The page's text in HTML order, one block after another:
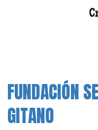
FUNDACIÓN
GITANO